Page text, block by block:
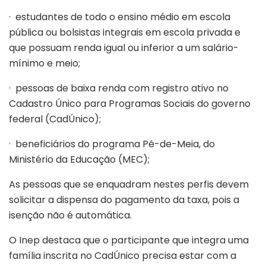
· estudantes de todo o ensino médio em escola
pública ou bolsistas integrais em escola privada e
que possuam renda igual ou inferior a um salário-
mínimo e meio;
· pessoas de baixa renda com registro ativo no
Cadastro Único para Programas Sociais do governo
federal (CadÚnico);
· beneficiários do programa Pé-de-Meia, do
Ministério da Educação (MEC);
As pessoas que se enquadram nestes perfis devem
solicitar a dispensa do pagamento da taxa, pois a
isenção não é automática.
O Inep destaca que o participante que integra uma
família inscrita no CadÚnico precisa estar com a